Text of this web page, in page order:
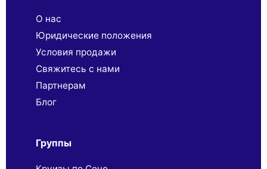
О нас
Юридические положения
Условия продажи
Свяжитесь с нами
Партнерaм
Блог
Группы